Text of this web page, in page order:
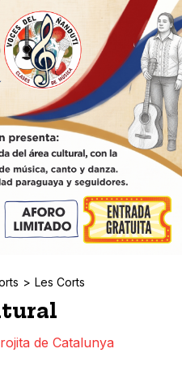
Les Corts
de Catalunya